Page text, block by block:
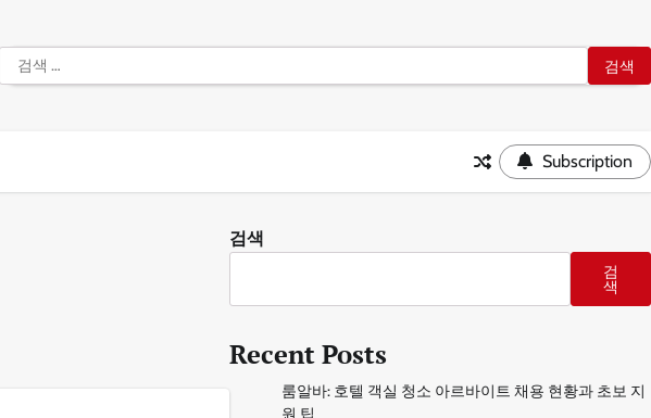
색:
Subscription
검색
검
색
Recent Posts
룸알바: 호텔 객실 청소 아르바이트 채용 현황과 초보 지
원 팁